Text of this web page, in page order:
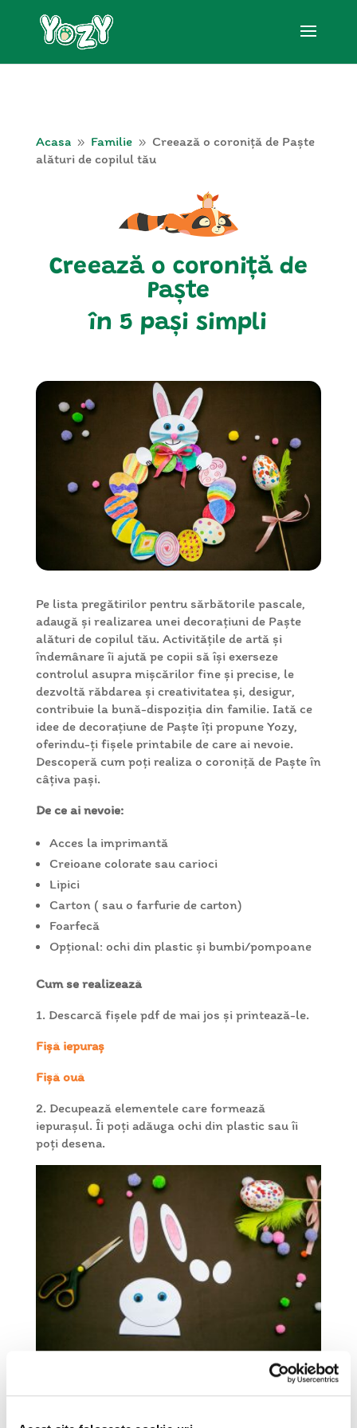
Acasa 9 Familie 9 Creează o coroniță de Paște
alături de copilul tău
Creează o coroniță de
Paște
în 5 pași simpli
Pe lista pregătirilor pentru sărbătorile pascale,
adaugă și realizarea unei decorațiuni de Paște
alături de copilul tău. Activitățile de artă și
îndemânare îi ajută pe copii să își exerseze
controlul asupra mișcărilor fine și precise, le
dezvoltă răbdarea și creativitatea și, desigur,
contribuie la bună-dispoziția din familie. Iată ce
idee de decorațiune de Paște îți propune Yozy,
oferindu-ți fișele printabile de care ai nevoie.
Descoperă cum poți realiza o coroniță de Paște în
câțiva pași.
De ce ai nevoie:
Acces la imprimantă
Creioane colorate sau carioci
Lipici
Carton ( sau o farfurie de carton)
Foarfecă
Opțional: ochi din plastic și bumbi/pompoane
Cum se realizează
1. Descarcă fișele pdf de mai jos și printează-le.
Fișă iepuraș
Fișă ouă
2. Decupează elementele care formează
iepurașul. Îi poți adăuga ochi din plastic sau îi
poți desena.
3. Folosiți creioane colorate pentru a decora
ouăle.